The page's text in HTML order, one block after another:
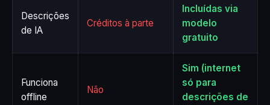
Descrições
de IA
Créditos à parte
Incluídas via
modelo
gratuito
Funciona
offline
Não
Sim (internet
só para
descrições de